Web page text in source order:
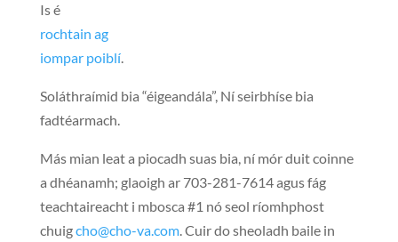
Is é
rochtain ag
iompar poiblí.
Soláthraímid bia “éigeandála”, Ní seirbhíse bia
fadtéarmach.
Más mian leat a piocadh suas bia, ní mór duit coinne
a dhéanamh; glaoigh ar 703-281-7614 agus fág
teachtaireacht i mbosca #1 nó seol ríomhphost
chuigcho@cho-va.com. Cuir do sheoladh baile in